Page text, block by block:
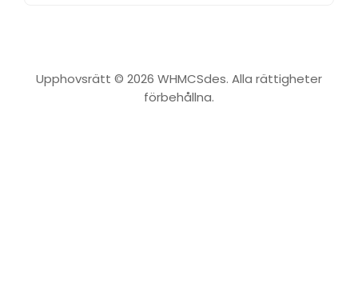
Upphovsrätt © 2026 WHMCSdes. Alla rättigheter
förbehållna.